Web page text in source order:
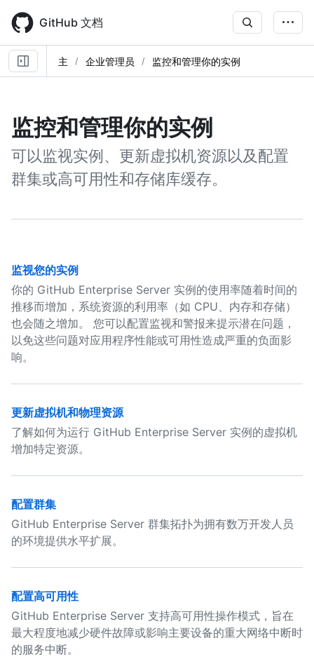
main
content
GitHub 文档
主 企业管理员 监控和管理你的实例
监控和管理你的实例
可以监视实例、更新虚拟机资源以及配置
群集或高可用性和存储库缓存。
监视您的实例
你的 GitHub Enterprise Server 实例的使用率随着时间的
推移而增加，系统资源的利用率（如 CPU、内存和存储）
也会随之增加。 您可以配置监视和警报来提示潜在问题，
以免这些问题对应用程序性能或可用性造成严重的负面影
响。
更新虚拟机和物理资源
了解如何为运行 GitHub Enterprise Server 实例的虚拟机
增加特定资源。
配置群集
GitHub Enterprise Server 群集拓扑为拥有数万开发人员
的环境提供水平扩展。
配置高可用性
GitHub Enterprise Server 支持高可用性操作模式，旨在
最大程度地减少硬件故障或影响主要设备的重大网络中断时
的服务中断。